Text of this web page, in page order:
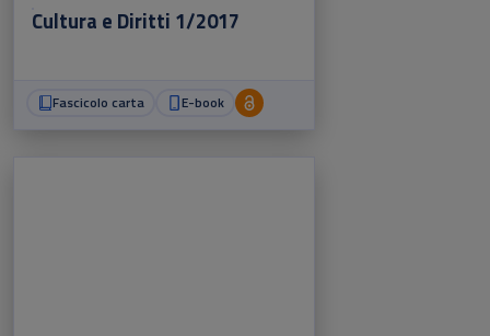
Cultura e Diritti 1/2017
Fascicolo carta E-book